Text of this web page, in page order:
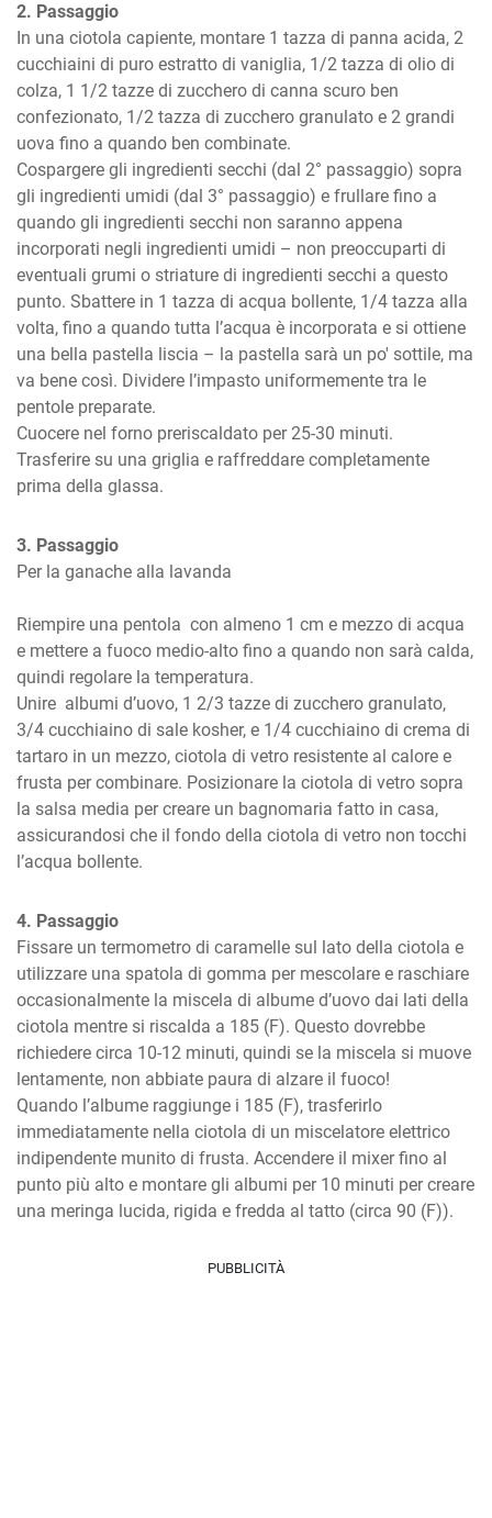
2. Passaggio
In una ciotola capiente, montare 1 tazza di panna acida, 2
cucchiaini di puro estratto di vaniglia, 1/2 tazza di olio di
colza, 1 1/2 tazze di zucchero di canna scuro ben
confezionato, 1/2 tazza di zucchero granulato e 2 grandi
uova fino a quando ben combinate.
Cospargere gli ingredienti secchi (dal 2° passaggio) sopra
gli ingredienti umidi (dal 3° passaggio) e frullare fino a
quando gli ingredienti secchi non saranno appena
incorporati negli ingredienti umidi – non preoccuparti di
eventuali grumi o striature di ingredienti secchi a questo
punto. Sbattere in 1 tazza di acqua bollente, 1/4 tazza alla
volta, fino a quando tutta l’acqua è incorporata e si ottiene
una bella pastella liscia – la pastella sarà un po' sottile, ma
va bene così. Dividere l’impasto uniformemente tra le
pentole preparate.
Cuocere nel forno preriscaldato per 25-30 minuti.
Trasferire su una griglia e raffreddare completamente
prima della glassa.
3. Passaggio
Per la ganache alla lavanda
Riempire una pentola  con almeno 1 cm e mezzo di acqua
e mettere a fuoco medio-alto fino a quando non sarà calda,
quindi regolare la temperatura.
Unire  albumi d’uovo, 1 2/3 tazze di zucchero granulato,
3/4 cucchiaino di sale kosher, e 1/4 cucchiaino di crema di
tartaro in un mezzo, ciotola di vetro resistente al calore e
frusta per combinare. Posizionare la ciotola di vetro sopra
la salsa media per creare un bagnomaria fatto in casa,
assicurandosi che il fondo della ciotola di vetro non tocchi
l’acqua bollente.
4. Passaggio
Fissare un termometro di caramelle sul lato della ciotola e
utilizzare una spatola di gomma per mescolare e raschiare
occasionalmente la miscela di albume d’uovo dai lati della
ciotola mentre si riscalda a 185 (F). Questo dovrebbe
richiedere circa 10-12 minuti, quindi se la miscela si muove
lentamente, non abbiate paura di alzare il fuoco!
Quando l’albume raggiunge i 185 (F), trasferirlo
immediatamente nella ciotola di un miscelatore elettrico
indipendente munito di frusta. Accendere il mixer fino al
punto più alto e montare gli albumi per 10 minuti per creare
una meringa lucida, rigida e fredda al tatto (circa 90 (F)).
PUBBLICITÀ